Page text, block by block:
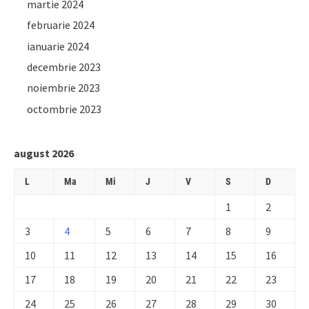
martie 2024
februarie 2024
ianuarie 2024
decembrie 2023
noiembrie 2023
octombrie 2023
august 2026
L Ma Mi J V S D
1
2
3
4 5 6 7 8
9
10
11 12 13 14 15
16
17
18 19 20 21 22
23
24
25 26 27 28 29 30